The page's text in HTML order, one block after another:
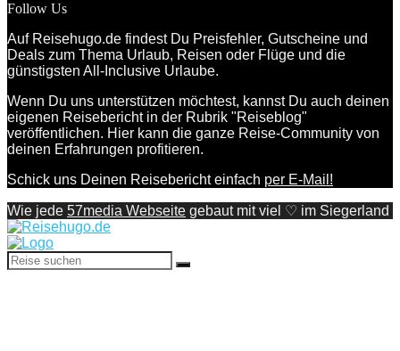
Follow Us
Auf Reisehugo.de findest Du Preisfehler, Gutscheine und
Deals zum Thema Urlaub, Reisen oder Flüge und die
günstigsten All-Inclusive Urlaube.
Wenn Du uns unterstützen möchtest, kannst Du auch deinen
eigenen Reisebericht in der Rubrik "Reiseblog"
veröffentlichen. Hier kann die ganze Reise-Community von
deinen Erfahrungen profitieren.
Schick uns Deinen Reisebericht einfach per E-Mail!
Wie jede 57media Webseite gebaut mit viel ♡ im Siegerland